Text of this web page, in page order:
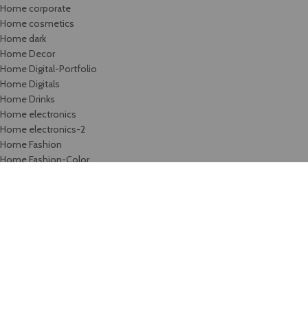
Home corporate
Home cosmetics
Home dark
Home Decor
Home Digital-Portfolio
Home Digitals
Home Drinks
Home electronics
Home electronics-2
Home Fashion
Home Fashion-Color